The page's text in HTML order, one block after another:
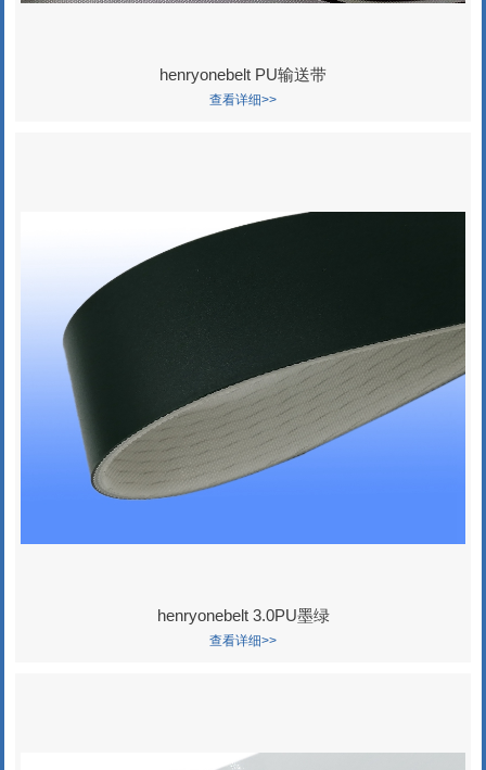
henryonebelt PU输送带
查看详细>>
henryonebelt 3.0PU墨绿
查看详细>>